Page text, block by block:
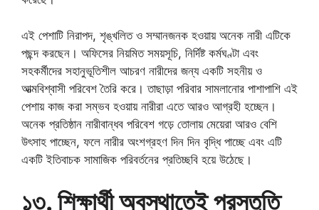
এই পেশাটি নিরাপদ, শৃঙ্খলিত ও সম্মানজনক হওয়ায় অনেক নারী এটিকে
পছন্দ করছেন। অফিসের নিয়মিত সময়সূচি, নির্দিষ্ট কর্মঘণ্টা এবং
সহকর্মীদের সহানুভূতিশীল আচরণ নারীদের জন্য একটি সহনীয় ও
আত্মবিশ্বাসী পরিবেশ তৈরি করে। তাছাড়া পরিবার সামলানোর পাশাপাশি এই
পেশায় কাজ করা সম্ভব হওয়ায় নারীরা এতে আরও আগ্রহী হচ্ছেন।
অনেক প্রতিষ্ঠান নারীবান্ধব পরিবেশ গড়ে তোলায় মেয়েরা আরও বেশি
উৎসাহ পাচ্ছেন, ফলে নারীর অংশগ্রহণ দিন দিন বৃদ্ধি পাচ্ছে এবং এটি
একটি ইতিবাচক সামাজিক পরিবর্তনের প্রতিচ্ছবি হয়ে উঠেছে।
১৩. শিক্ষার্থী অবস্থাতেই প্রস্তুতি